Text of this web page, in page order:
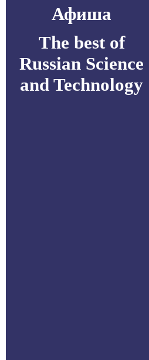
Афиша
The best of
Russian Science
and Technology